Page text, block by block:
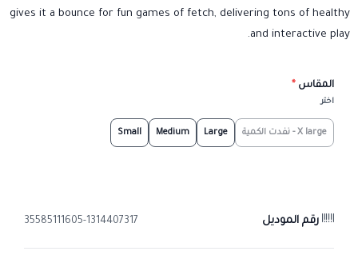
gives it a bounce for fun games of fetch, delivering tons of healthy
and interactive play.
المقاس *
اختر
X large - نفدت الكمية Large
Medium
Small
رقم الموديل 35585111605-1314407317